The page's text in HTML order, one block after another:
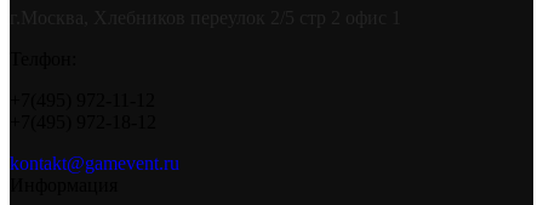
kontakt@gamevent.ru